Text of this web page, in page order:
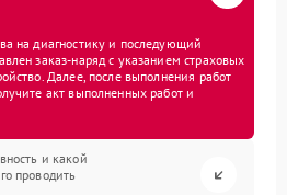
на диагностику и последующий
заказ-наряд с указанием страховых
Далее, после выполнения работ
акт выполненных работ и
и какой
проводить